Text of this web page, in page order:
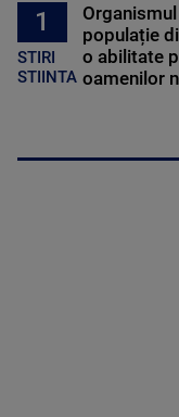
1
STIRI
STIINTA
populație
o abilitate
oamenilor